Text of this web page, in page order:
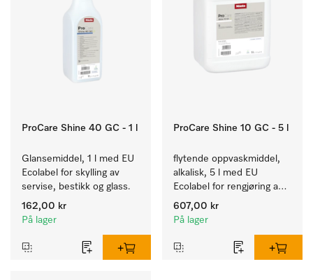
ProCare Shine 40 GC - 1 l
Glansemiddel, 1 l med EU
Ecolabel for skylling av
servise, bestikk og glass.
162,00 kr
På lager
ProCare Shine 10 GC - 5 l
flytende oppvaskmiddel,
alkalisk, 5 l med EU
Ecolabel for rengjøring av
daglig smuss på servise,
bestikk og glass.
607,00 kr
På lager